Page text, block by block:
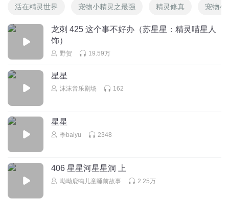
活在精灵世界 宠物小精灵之最强 精灵修真 宠物小
龙刺 425 这个事不好办（苏星星：精灵喵星人
饰）
野贺 19.59万
星星
沫沫音乐剧场 162
星星
季baiyu 2348
406 星星河星星洞 上
呦呦鹿鸣儿童睡前故事 2.25万